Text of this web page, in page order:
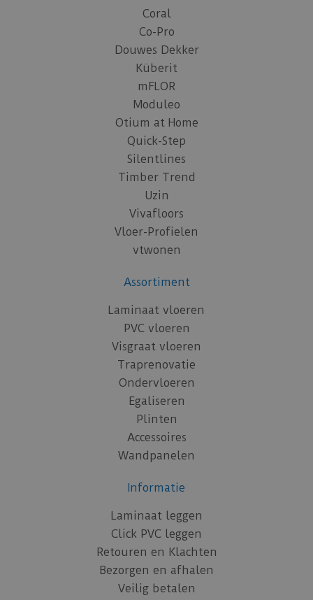
Coral
Co-Pro
Douwes Dekker
Küberit
mFLOR
Moduleo
Otium at Home
Quick-Step
Silentlines
Timber Trend
Uzin
Vivafloors
Vloer-Profielen
vtwonen
Assortiment
Laminaat vloeren
PVC vloeren
Visgraat vloeren
Traprenovatie
Ondervloeren
Egaliseren
Plinten
Accessoires
Wandpanelen
Informatie
Laminaat leggen
Click PVC leggen
Retouren en Klachten
Bezorgen en afhalen
Veilig betalen